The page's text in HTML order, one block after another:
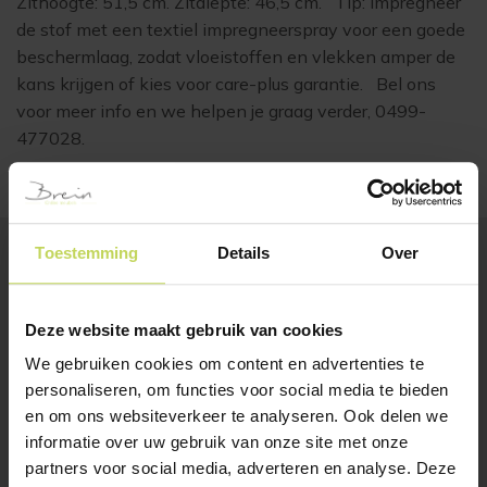
Toestemming Details Over
Deze website maakt gebruik van cookies
We gebruiken cookies om content en advertenties te
personaliseren, om functies voor social media te bieden
en om ons websiteverkeer te analyseren. Ook delen we
informatie over uw gebruik van onze site met onze
partners voor social media, adverteren en analyse. Deze
de stof met een textiel impregneerspray voor een goede
beschermlaag, zodat vloeistoffen en vlekken amper de
kans krijgen of kies voor care-plus garantie. Bel ons
voor meer info en we helpen je graag verder, 0499-
477028.
Klanten bekeken ook
SALE